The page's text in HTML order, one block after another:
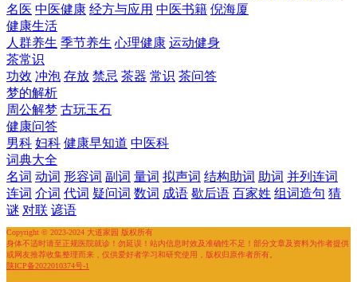
名医 中医健康 经方与应用 中医书籍 倪海厦
健康生活
人群养生 季节养生 心理健康 运动健身
茶常识
功效 冲泡 存放 禁忌 茶器 常识 茶问答
梦的解析
周公解梦 古玩玉石
健康问答
男科 妇科 健康早知道 中医科
词典大全
名词 动词 形容词 副词 量词 拟声词 结构助词 助词 并列连词
连词 介词 代词 疑问词 数词 成语 歇后语 百家姓 组词造句 猜
谜 对联 谚语
Copyright © 2023-2024 大道家园 版权所有
身体不适时请至正规医院就诊！勿延误！站内信息时效及准确性不足！部分文章及资料为作者提供
或网友推荐收集整理而来，仅供爱好者学习和研究使用，版权归原作者所有。
陕ICP备2022010374号-1